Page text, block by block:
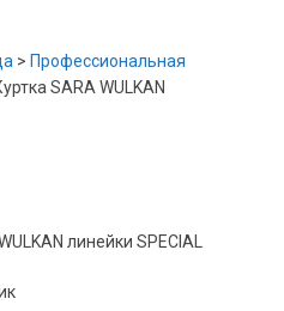
> Профессиональная
SARA WULKAN
линейки SPECIAL